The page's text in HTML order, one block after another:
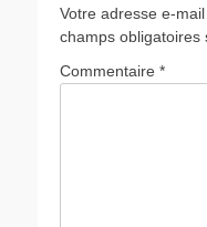
Votre adresse e-
champs obligatoires
Commentaire *